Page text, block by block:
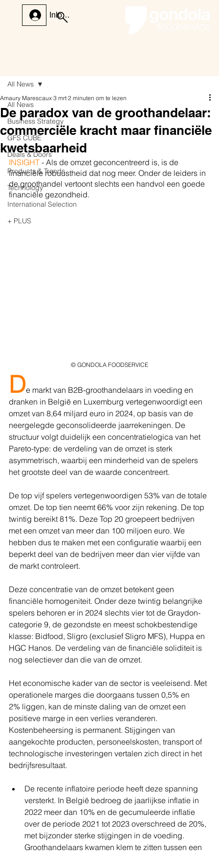
Inloggen
All News
Business Strategy
GFS CUBE
Deals & Doors
Products & Trends
Technology
International Selection
+ PLUS
All News
De paradox van de groothandelaar:
commerciële kracht maar financiële
kwetsbaarheid
Amaury Marescaux 3 mrt 2 minuten om te lezen
INSIGHT - Als de omzet geconcentreerd is, is de
financiële robuustheid dat nog meer. Onder de leiders in
de groothandel vertoont slechts een handvol een goede
financiële gezondheid.
© GONDOLA FOODSERVICE
De markt van B2B-groothandelaars in voeding en
dranken in België en Luxemburg vertegenwoordigt een
omzet van 8,64 miljard euro in 2024, op basis van de
neergelegde geconsolideerde jaarrekeningen. De
structuur volgt duidelijk een concentratielogica van het
Pareto-type: de verdeling van de omzet is sterk
asymmetrisch, waarbij een minderheid van de spelers
het grootste deel van de waarde concentreert.
De top vijf spelers vertegenwoordigen 53% van de totale
omzet. De top tien neemt 66% voor zijn rekening. De top
twintig bereikt 81%. Deze Top 20 groepeert bedrijven
met een omzet van meer dan 100 miljoen euro. We
hebben dus te maken met een configuratie waarbij een
beperkt deel van de bedrijven meer dan vier vijfde van
de markt controleert.
Deze concentratie van de omzet betekent geen
financiële homogeniteit. Onder deze twintig belangrijke
spelers behoren er in 2024 slechts vier tot de Graydon-
categorie 9, de gezondste en meest schokbestendige
klasse: Bidfood, Sligro (exclusief Sligro MFS), Huppa en
HGC Hanos. De verdeling van de financiële soliditeit is
nog selectiever dan die van de omzet.
Het economische kader van de sector is veeleisend. Met
operationele marges die doorgaans tussen 0,5% en
2% liggen, kan de minste daling van de omzet een
positieve marge in een verlies veranderen.
Kostenbeheersing is permanent. Stijgingen van
aangekochte producten, personeelskosten, transport of
technologische investeringen vertalen zich direct in het
bedrijfsresultaat.
De recente inflatoire periode heeft deze spanning
versterkt. In België bedroeg de jaarlijkse inflatie in
2022 meer dan 10% en de gecumuleerde inflatie
over de periode 2021 tot 2023 overschreed de 20%,
met bijzonder sterke stijgingen in de voeding.
Groothandelaars kwamen klem te zitten tussen een